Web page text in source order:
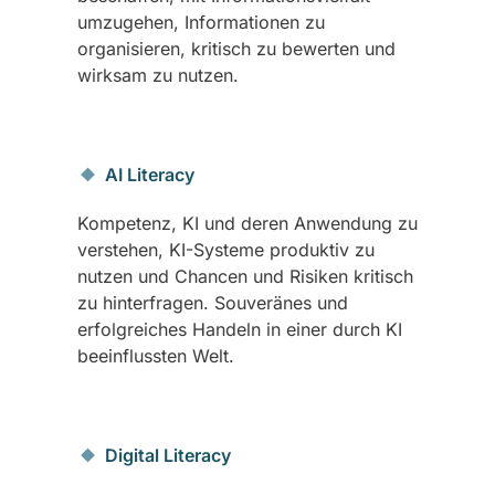
umzugehen, Informationen zu
organisieren, kritisch zu bewerten und
wirksam zu nutzen.
AI Literacy
Kompetenz, KI und deren Anwendung zu
verstehen, KI-Systeme produktiv zu
nutzen und Chancen und Risiken kritisch
zu hinterfragen. Souveränes und
erfolgreiches Handeln in einer durch KI
beeinflussten Welt.
Digital Literacy